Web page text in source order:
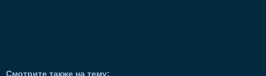
Смотрите также на тему: